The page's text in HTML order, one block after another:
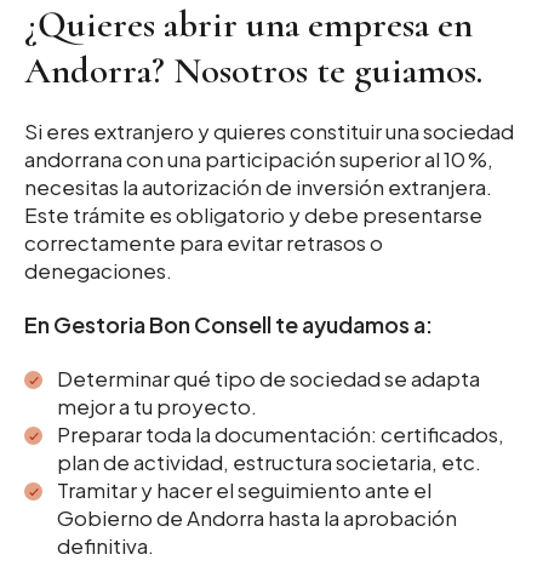
¿Quieres abrir una empresa en
Andorra? Nosotros te guiamos.
Si eres extranjero y quieres constituir una sociedad
andorrana con una participación superior al 10 %,
necesitas la autorización de inversión extranjera.
Este trámite es obligatorio y debe presentarse
correctamente para evitar retrasos o
denegaciones.
En Gestoria Bon Consell te ayudamos a:
Determinar qué tipo de sociedad se adapta
mejor a tu proyecto.
Preparar toda la documentación: certificados,
plan de actividad, estructura societaria, etc.
Tramitar y hacer el seguimiento ante el
Gobierno de Andorra hasta la aprobación
definitiva.